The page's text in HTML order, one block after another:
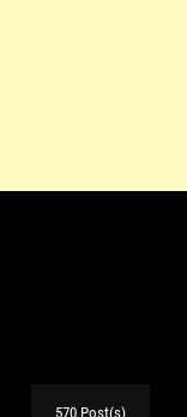
570 Post(s)